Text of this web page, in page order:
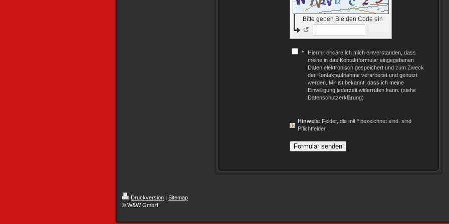
Bitte geben Sie den Code ein
↺
*
Hiermit erkläre ich mich einverstanden, dass
meine in das Kontaktformular eingegebenen
Daten elektronisch gespeichert und zum Zweck
der Kontaktaufnahme verarbeitet und genutzt
werden. Mir ist bekannt, dass ich meine
Einwilligung jederzeit widerrufen kann. (siehe
Datenschutzerklärung)
Hinweis : Felder, die mit*bezeichnet sind, sind
Pflichtfelder.
Druckversion
Sitemap
© W&W GmbH